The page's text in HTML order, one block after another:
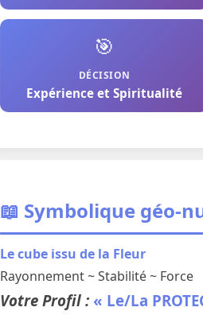
🎯
DÉCISION
Expérience et Spiritualité
📖 Symbolique géo-
Le cube issu de la Fleur
Rayonnement ~ Stabilité ~ Force
Votre Profil : « Le/La